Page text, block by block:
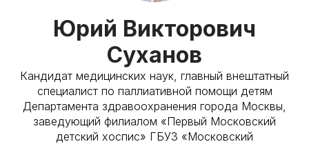
Юрий Викторович
Суханов
Кандидат медицинских наук, главный внештатный
специалист по паллиативной помощи детям
Департамента здравоохранения города Москвы,
заведующий филиалом «Первый Московский
детский хоспис» ГБУЗ «Московский